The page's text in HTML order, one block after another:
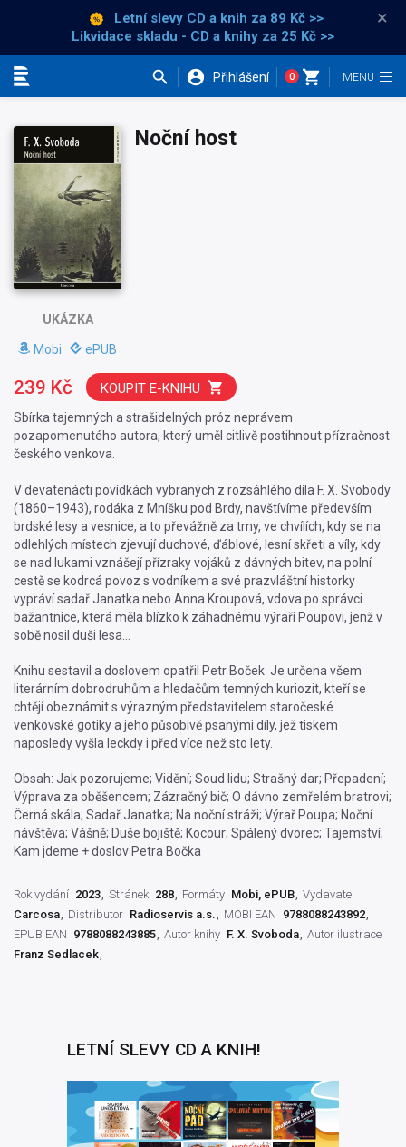
Letní slevy CD a knih za 89 Kč >>
Likvidace skladu - CD a knihy za 25 Kč >>
×
Přihlášení 0
UKÁZKA
Mobi ePUB
Noční host
Sbírka tajemných a strašidelných próz neprávem
pozapomenutého autora, který uměl citlivě postihnout přízračnost
českého venkova.
V devatenácti povídkách vybraných z rozsáhlého díla F. X. Svobody
(1860–1943), rodáka z Mníšku pod Brdy, navštívíme především
brdské lesy a vesnice, a to převážně za tmy, ve chvílích, kdy se na
odlehlých místech zjevují duchové, ďáblové, lesní skřeti a víly, kdy
se nad lukami vznášejí přízraky vojáků z dávných bitev, na polní
cestě se kodrcá povoz s vodníkem a své prazvláštní historky
vypráví sadař Janatka nebo Anna Kroupová, vdova po správci
bažantnice, která měla blízko k záhadnému výraři Poupovi, jenž v
sobě nosil duši lesa...
Knihu sestavil a doslovem opatřil Petr Boček. Je určena všem
literárním dobrodruhům a hledačům temných kuriozit, kteří se
chtějí obeznámit s výrazným představitelem staročeské
venkovské gotiky a jeho působivě psanými díly, jež tiskem
naposledy vyšla leckdy i před více než sto lety.
Obsah: Jak pozorujeme; Vidění; Soud lidu; Strašný dar; Přepadení;
Výprava za oběšencem; Zázračný bič; O dávno zemřelém bratrovi;
Černá skála; Sadař Janatka; Na noční stráži; Výrař Poupa; Noční
návštěva; Vášně; Duše bojiště; Kocour; Spálený dvorec; Tajemství;
Kam jdeme + doslov Petra Bočka
239 Kč KOUPIT E-KNIHU
Rok vydání 2023 Stránek 288 Formáty Mobi, ePUB Vydavatel
Carcosa
Distributor Radioservis a.s. MOBI EAN 9788088243892
EPUB EAN 9788088243885 Autor knihy F. X. Svoboda Autor ilustrace
Franz Sedlacek
LETNÍ SLEVY CD A KNIH!